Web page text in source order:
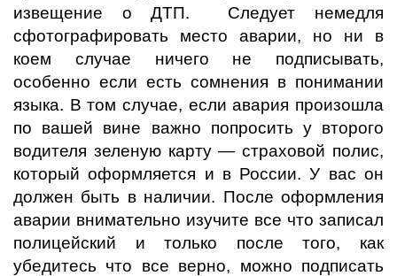
извещение о ДТП. Следует немедля
сфотографировать место аварии, но ни в
коем случае ничего не подписывать,
особенно если есть сомнения в понимании
языка. В том случае, если авария произошла
по вашей вине важно попросить у второго
водителя зеленую карту — страховой полис,
который оформляется и в России. У вас он
должен быть в наличии. После оформления
аварии внимательно изучите все что записал
полицейский и только после того, как
убедитесь что все верно, можно подписать